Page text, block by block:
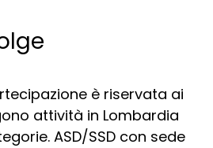
è riservata ai
attività in Lombardia
ASD/SSD con sede